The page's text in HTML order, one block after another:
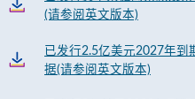
(请参阅英文版本)
已发行2.5亿美元2027年到
据(请参阅英文版本)